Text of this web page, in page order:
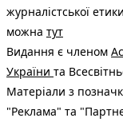
журналістської
можна тут
Видання є членом
України та
Матеріали з
"Реклама" та